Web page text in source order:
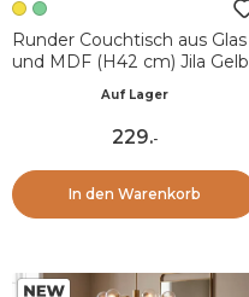
Runder Couchtisch aus Glas
und MDF (H42 cm) Jila Gelb
Auf Lager
229.-
In den Warenkorb